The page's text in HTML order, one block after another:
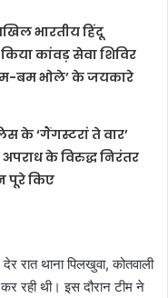
भारतीय हिंदू
कांवड़ सेवा शिविर
बम भोले’ के जयकारे
के ‘गैंगस्टरां ते वार’
के विरुद्ध निरंतर
पूरे किए
रात थाना पिलखुवा, कोतवाली
रही थी। इस दौरान टीम ने